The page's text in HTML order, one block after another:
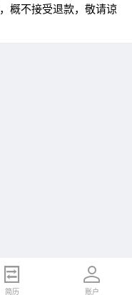
概不接受退款，敬请谅
简历 账户